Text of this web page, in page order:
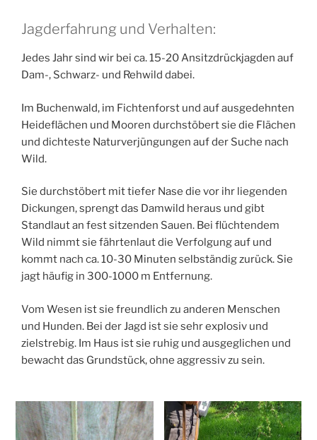
Jagderfahrung und Verhalten:
Jedes Jahr sind wir bei ca. 15-20 Ansitzdrückjagden auf
Dam-, Schwarz- und Rehwild dabei.
Im Buchenwald, im Fichtenforst und auf ausgedehnten
Heideflächen und Mooren durchstöbert sie die Flächen
und dichteste Naturverjüngungen auf der Suche nach
Wild.
Sie durchstöbert mit tiefer Nase die vor ihr liegenden
Dickungen, sprengt das Damwild heraus und gibt
Standlaut an fest sitzenden Sauen. Bei flüchtendem
Wild nimmt sie fährtenlaut die Verfolgung auf und
kommt nach ca. 10-30 Minuten selbständig zurück. Sie
jagt häufig in 300-1000 m Entfernung.
Vom Wesen ist sie freundlich zu anderen Menschen
und Hunden. Bei der Jagd ist sie sehr explosiv und
zielstrebig. Im Haus ist sie ruhig und ausgeglichen und
bewacht das Grundstück, ohne aggressiv zu sein.